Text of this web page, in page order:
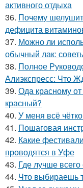
активного отдыха
36. Почему
дефицита
37. Можно ли
обычный лак:
38. Полное
Алиэкспресс: Что
39. Ода красному
красный?
40. У меня всё
41. Пошаговая
42. Какие
проводятся в Уфе
43. Где лучше
44. Что выбираешь